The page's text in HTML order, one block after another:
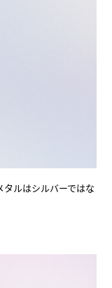
ルはシルバーではな